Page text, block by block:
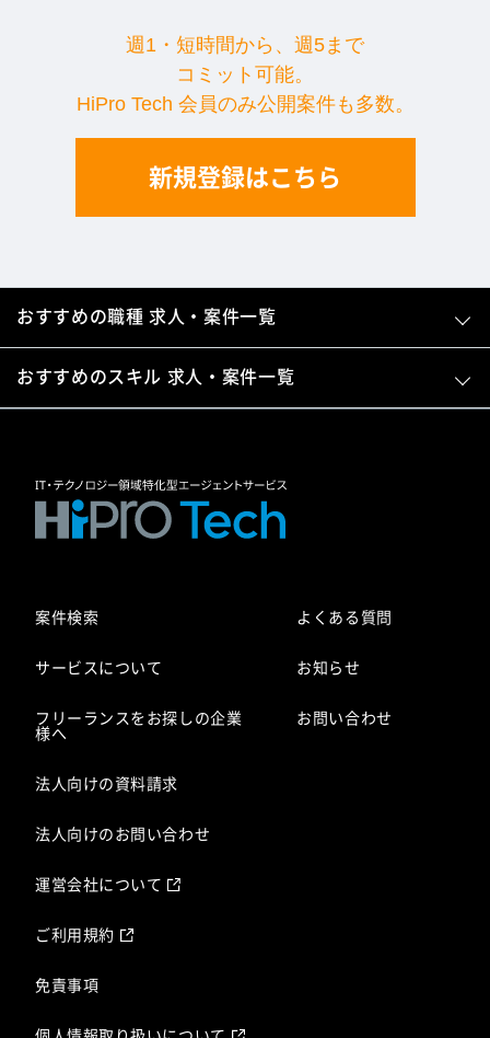
週1・短時間から、週5まで
コミット可能。
HiPro Tech 会員のみ公開案件も多数。
新規登録はこちら
おすすめの職種 求人・案件一覧
おすすめのスキル 求人・案件一覧
案件検索
サービスについて
フリーランスをお探しの企業
様へ
法人向けの資料請求
法人向けのお問い合わせ
よくある質問
お知らせ
お問い合わせ
運営会社について
ご利用規約
免責事項